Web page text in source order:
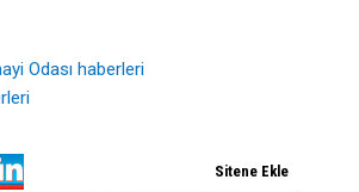
Odası haberleri